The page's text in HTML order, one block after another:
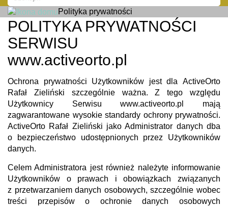
Polityka prywatności
POLITYKA PRYWATNOŚCI
SERWISU
www.activeorto.pl
Ochrona prywatności Użytkowników jest dla ActiveOrto
Rafał Zieliński szczególnie ważna. Z tego względu
Użytkownicy Serwisuwww.activeorto.pl
mają
zagwarantowane wysokie standardy ochrony prywatności.
ActiveOrto Rafał Zieliński jako Administrator danych dba
o bezpieczeństwo udostępnionych przez Użytkowników
danych.
Celem Administratora jest również należyte informowanie
Użytkowników o prawach i obowiązkach związanych
z przetwarzaniem danych osobowych, szczególnie wobec
treści przepisów o ochronie danych osobowych